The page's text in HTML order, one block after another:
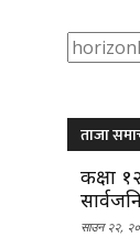
Search
ताजा
कक्षा
साउन २२,